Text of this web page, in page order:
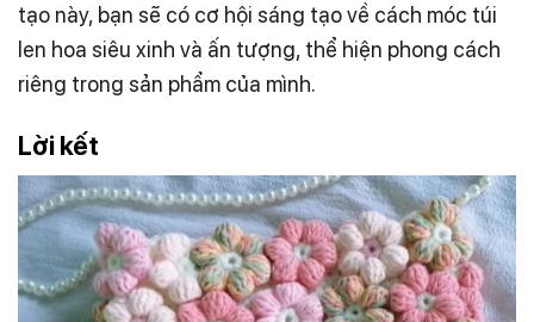
tạo này, bạn sẽ có cơ hội sáng tạo về cách móc túi
len hoa siêu xinh và ấn tượng, thể hiện phong cách
riêng trong sản phẩm của mình.
Lời kết